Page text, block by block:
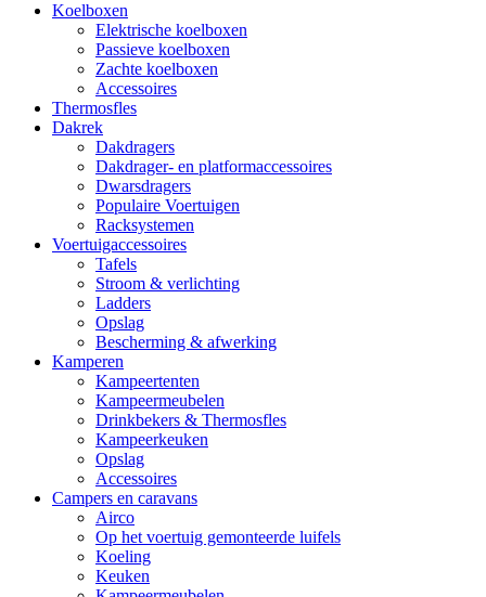
Koelboxen
Elektrische koelboxen
Passieve koelboxen
Zachte koelboxen
Accessoires
Thermosfles
Dakrek
Dakdragers
Dakdrager- en platformaccessoires
Dwarsdragers
Populaire Voertuigen
Racksystemen
Voertuigaccessoires
Tafels
Stroom & verlichting
Ladders
Opslag
Bescherming & afwerking
Kamperen
Kampeertenten
Kampeermeubelen
Drinkbekers & Thermosfles
Kampeerkeuken
Opslag
Accessoires
Campers en caravans
Airco
Op het voertuig gemonteerde luifels
Koeling
Keuken